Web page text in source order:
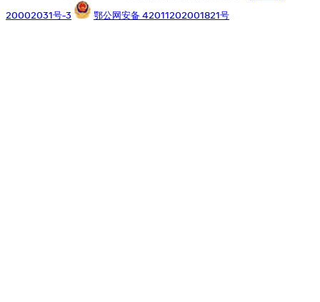
20002031号-3
鄂公网安备 42011202001821号